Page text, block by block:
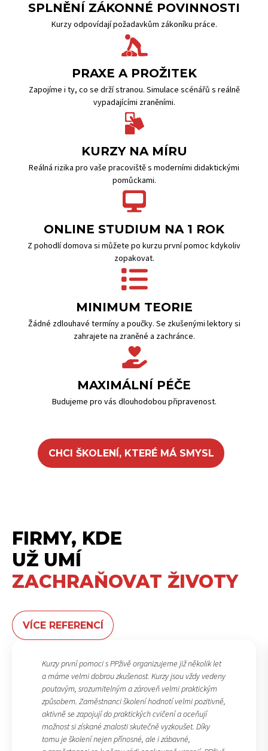
SPLNĚNÍ ZÁKONNÉ POVINNOSTI
Kurzy odpovídají požadavkům zákoníku práce.
PRAXE A PROŽITEK
Zapojíme i ty, co se drží stranou. Simulace scénářů s reálně
vypadajícími zraněními.
KURZY NA MÍRU
Reálná rizika pro vaše pracoviště s moderními didaktickými
pomůckami.
ONLINE STUDIUM NA 1 ROK
Z pohodlí domova si můžete po kurzu první pomoc kdykoliv
zopakovat.
MINIMUM TEORIE
Žádné zdlouhavé termíny a poučky. Se zkušenými lektory si
zahrajete na zraněné a zachránce.
MAXIMÁLNÍ PÉČE
Budujeme pro vás dlouhodobou připravenost.
CHCI ŠKOLENÍ, KTERÉ MÁ SMYSL
FIRMY, KDE
UŽ UMÍ
ZACHRAŇOVAT ŽIVOTY
VÍCE REFERENCÍ
Kurzy první pomoci s PPživě organizujeme již několik let
a máme velmi dobrou zkušenost. Kurzy jsou vždy vedeny
poutavým, srozumitelným a zároveň velmi praktickým
způsobem. Zaměstnanci školení hodnotí velmi pozitivně,
aktivně se zapojují do praktických cvičení a oceňují
možnost si získané znalosti skutečně vyzkoušet. Díky
tomu je školení nejen přínosné, ale i zábavné,